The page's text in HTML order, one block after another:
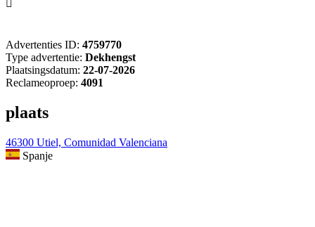
Advertenties ID: 4759770
Type advertentie: Dekhengst
Plaatsingsdatum: 22-07-2026
Reclameoproep: 4091
plaats
46300 Utiel, Comunidad Valenciana
Spanje